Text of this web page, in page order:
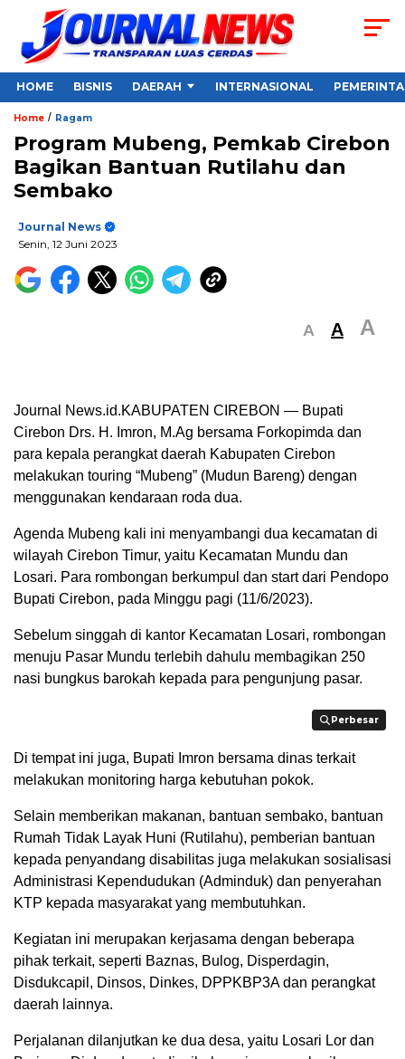
HOME BISNIS DAERAH INTERNASIONAL
Home / Ragam
Program Mubeng, Pemkab Cirebon
Bagikan Bantuan Rutilahu dan
Sembako
Journal News
Senin, 12 Juni 2023
A A A
Journal News.id.KABUPATEN CIREBON — Bupati
Cirebon Drs. H. Imron, M.Ag bersama Forkopimda dan
para kepala perangkat daerah Kabupaten Cirebon
melakukan touring “Mubeng” (Mudun Bareng) dengan
menggunakan kendaraan roda dua.
Agenda Mubeng kali ini menyambangi dua kecamatan di
wilayah Cirebon Timur, yaitu Kecamatan Mundu dan
Losari. Para rombongan berkumpul dan start dari Pendopo
Bupati Cirebon, pada Minggu pagi (11/6/2023).
Sebelum singgah di kantor Kecamatan Losari, rombongan
menuju Pasar Mundu terlebih dahulu membagikan 250
nasi bungkus barokah kepada para pengunjung pasar.
Perbesar
Perbesar
Di tempat ini juga, Bupati Imron bersama dinas terkait
melakukan monitoring harga kebutuhan pokok.
Selain memberikan makanan, bantuan sembako, bantuan
Rumah Tidak Layak Huni (Rutilahu), pemberian bantuan
kepada penyandang disabilitas juga melakukan sosialisasi
Administrasi Kependudukan (Adminduk) dan penyerahan
KTP kepada masyarakat yang membutuhkan.
Kegiatan ini merupakan kerjasama dengan beberapa
pihak terkait, seperti Baznas, Bulog, Disperdagin,
Disdukcapil, Dinsos, Dinkes, DPPKBP3A dan perangkat
daerah lainnya.
Perjalanan dilanjutkan ke dua desa, yaitu Losari Lor dan